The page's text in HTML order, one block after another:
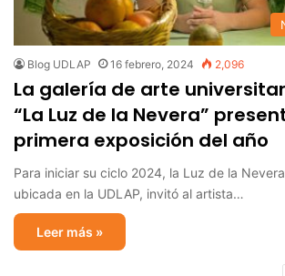
Blog UDLAP 16 febrero, 2024 2,096
La galería de arte
“La Luz de la Nevera”
primera exposición del año
Para iniciar su ciclo 2024, la Luz de la
ubicada en la UDLAP, invitó al artista…
Leer más »